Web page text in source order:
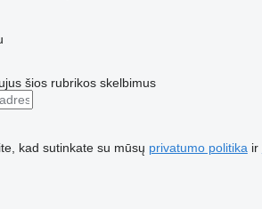
šios rubrikos skelbimus
kad sutinkate su mūsų privatumo politika ir